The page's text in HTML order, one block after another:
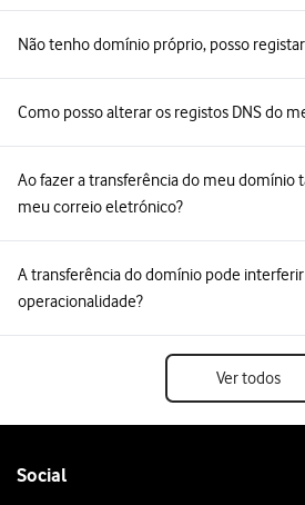
Não tenho domínio próprio, posso
Como posso alterar os registos DNS do
Ao fazer a transferência do meu domínio
meu correio eletrónico?
A transferência do domínio pode interferir
operacionalidade?
Ver todos
Follow
Social